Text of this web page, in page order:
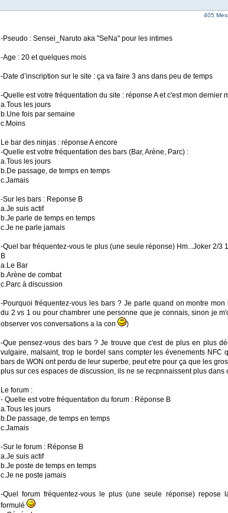
405
-Pseudo : Sensei_Naruto aka "SeNa" pour les intimes
-Age : 20 et quelques mois
-Date d’inscription sur le site : ça va faire 3 ans dans peu de temps
-Quelle est votre fréquentation du site : réponse A et c'est mon dernier
a.Tous les jours
b.Une fois par semaine
c.Moins
Le bar des ninjas : réponse A encore
-Quelle est votre fréquentation des bars (Bar, Arène, Parc) :
a.Tous les jours
b.De passage, de temps en temps
c.Jamais
-Sur les bars : Reponse B
a.Je suis actif
b.Je parle de temps en temps
c.Je ne parle jamais
-Quel bar fréquentez-vous le plus (une seule réponse) Hm...Joker 2/3
B
a.Le Bar
b.Arène de combat
c.Parc à discussion
-Pourquoi fréquentez-vous les bars ? Je parle quand on montre
du 2 vs 1 ou pour chambrer une personne que je connais, sinon je
observer vos conversations a la con
)
-Que pensez-vous des bars ? Je trouve que c'est de plus en plus
vulgaire, malsaint, trop le bordel sans compter les évenements NFC
bars de WON ont perdu de leur superbe, peut etre pour ça que les
plus sur ces espaces de discussion, ils ne se recpnnaissent plus dans
Le forum :
- Quelle est votre fréquentation du forum : Réponse B
a.Tous les jours
b.De passage, de temps en temps
c.Jamais
-Sur le forum : Réponse B
a.Je suis actif
b.Je poste de temps en temps
c.Je ne poste jamais
-Quel forum fréquentez-vous le plus (une seule réponse) repose
formulé